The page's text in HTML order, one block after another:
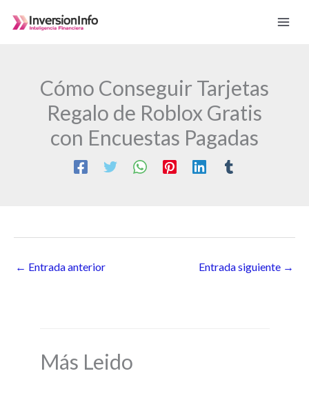
Cómo Conseguir Tarjetas
Regalo de Roblox Gratis
con Encuestas Pagadas
← Entrada anterior Entrada siguiente →
Más Leido